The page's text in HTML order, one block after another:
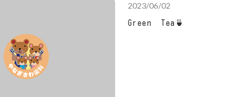
2023/06/02
Green Tea🍵